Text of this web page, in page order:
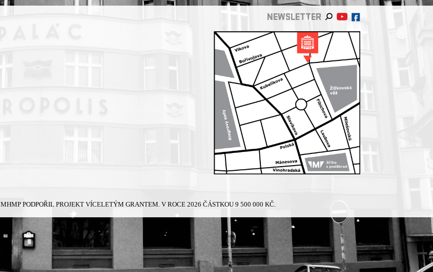
NEWSLETTER
MHMP PODPOŘIL PROJEKT VÍCELETÝM GRANTEM. V ROCE 2026 ČÁSTKOU 9 500 000 KČ.